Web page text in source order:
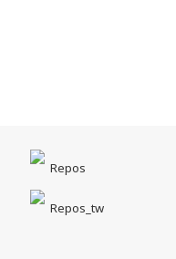
Repos
Repos_tw